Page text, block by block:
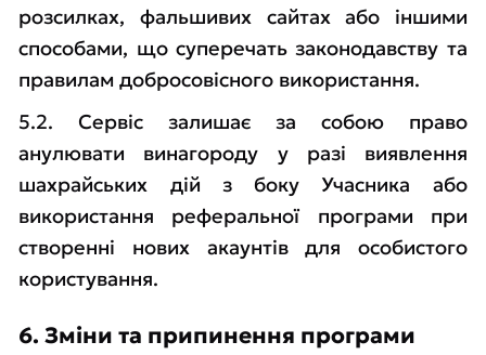
розсилках, фальшивих сайтах або іншими
способами, що суперечать законодавству та
правилам добросовісного використання.
5.2. Сервіс залишає за собою право
анулювати винагороду у разі виявлення
шахрайських дій з боку Учасника або
використання реферальної програми при
створенні нових акаунтів для особистого
користування.
6. Зміни та припинення програми